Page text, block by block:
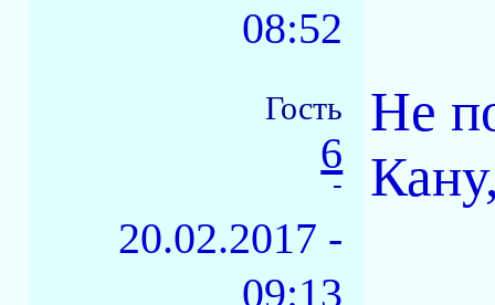
08:52
Гость
6
-
20.02.2017 -
09:13
Не